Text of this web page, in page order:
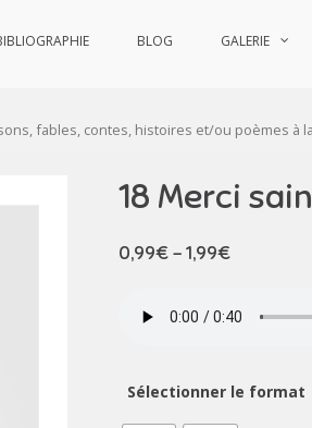
BLOG GALERIE
fables, contes, histoires et/ou poèmes à
18 Merci
0,99€–1,99€
Sélectionner le format